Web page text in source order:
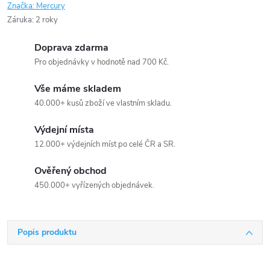
Značka: Mercury
Záruka: 2 roky
Doprava zdarma
Pro objednávky v hodnotě nad 700 Kč.
Vše máme skladem
40.000+ kusů zboží ve vlastním skladu.
Výdejní místa
12.000+ výdejních míst po celé ČR a SR.
Ověřený obchod
450.000+ vyřízených objednávek.
Popis produktu